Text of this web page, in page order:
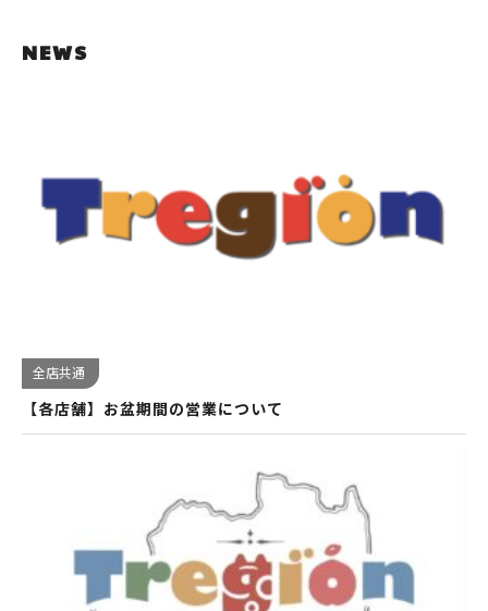
NEWS
全店共通
【各店舗】お盆期間の営業について